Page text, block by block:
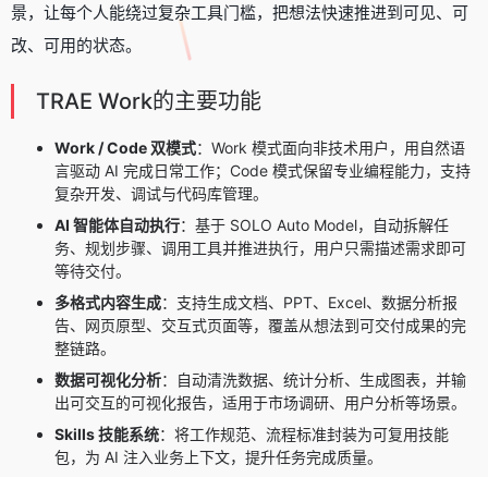
景，让每个人能绕过复杂工具门槛，把想法快速推进到可见、可
改、可用的状态。
TRAE Work的主要功能
Work / Code 双模式：Work 模式面向非技术用户，用自然语
言驱动 AI 完成日常工作；Code 模式保留专业编程能力，支持
复杂开发、调试与代码库管理。
AI 智能体自动执行：基于 SOLO Auto Model，自动拆解任
务、规划步骤、调用工具并推进执行，用户只需描述需求即可
等待交付。
多格式内容生成：支持生成文档、PPT、Excel、数据分析报
告、网页原型、交互式页面等，覆盖从想法到可交付成果的完
整链路。
数据可视化分析：自动清洗数据、统计分析、生成图表，并输
出可交互的可视化报告，适用于市场调研、用户分析等场景。
Skills 技能系统：将工作规范、流程标准封装为可复用技能
包，为 AI 注入业务上下文，提升任务完成质量。